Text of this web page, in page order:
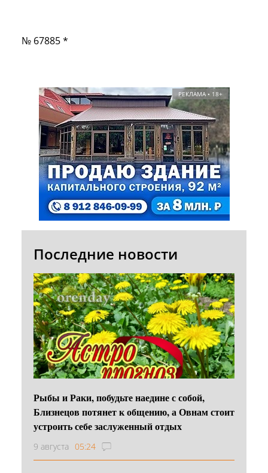
№ 67885 *
РЕКЛАМА • 18+
Последние новости
Рыбы и Раки, побудьте наедине с собой,
Близнецов потянет к общению, а Овнам стоит
устроить себе заслуженный отдых
9 августа 05:24